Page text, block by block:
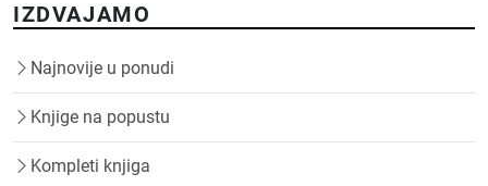
IZDVAJAMO
Najnovije u ponudi
Knjige na popustu
Kompleti knjiga